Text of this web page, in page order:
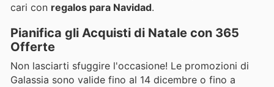
cari con regalos para Navidad.
Pianifica gli Acquisti di Natale con 365
Offerte
Non lasciarti sfuggire l'occasione! Le promozioni di
Galassia sono valide fino al 14 dicembre o fino a